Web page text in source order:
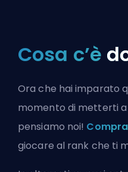
Cosa c’è
Ora che hai imparato
momento di metterti a
pensiamo noi! Compra
giocare al rank che ti